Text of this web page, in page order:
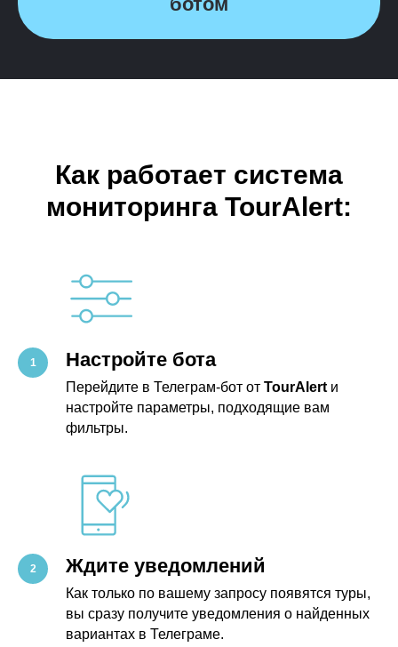
Как работает система
мониторинга TourAlert:
Настройте бота
Перейдите в Телеграм-бот от TourAlert и
настройте параметры, подходящие вам
фильтры.
Ждите уведомлений
Как только по вашему запросу появятся туры,
вы сразу получите уведомления о найденных
вариантах в Телеграме.